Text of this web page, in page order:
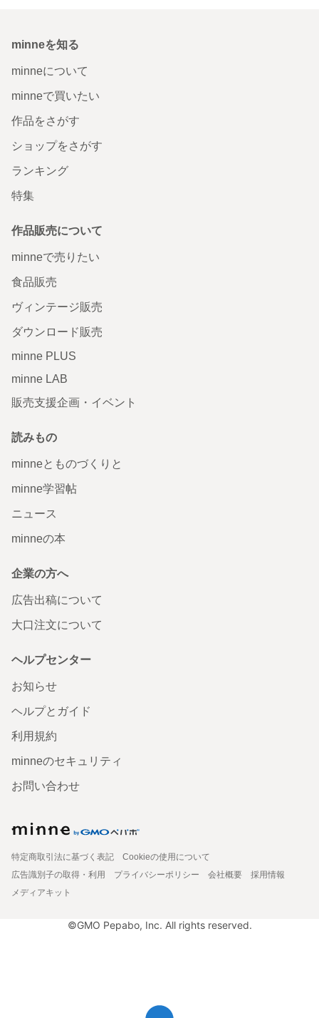
minneを知る
minneについて
minneで買いたい
作品をさがす
ショップをさがす
ランキング
特集
作品販売について
minneで売りたい
食品販売
ヴィンテージ販売
ダウンロード販売
minne PLUS
minne LAB
販売支援企画・イベント
読みもの
minneとものづくりと
minne学習帖
ニュース
minneの本
企業の方へ
広告出稿について
大口注文について
ヘルプセンター
お知らせ
ヘルプとガイド
利用規約
minneのセキュリティ
お問い合わせ
特定商取引法に基づく表記
Cookieの使用について
広告識別子の取得・利用
プライバシーポリシー 会社概要
採用情報
メディアキット
©GMO Pepabo, Inc. All rights reserved.